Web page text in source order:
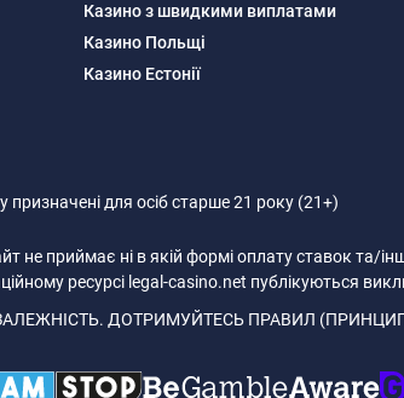
Казино з швидкими виплатами
Казино Польщі
Казино Естонії
призначені для осіб старше 21 року (21+)
не приймає ні в якій формі оплату ставок та/
ресурсі legal-casino.net публікуються
ДОТРИМУЙТЕСЬ ПРАВИЛ